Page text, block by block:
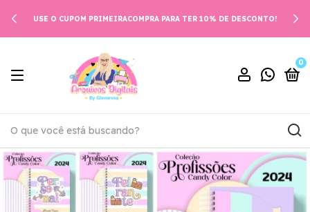
USE O CUPOM PRIMEIRACOMPRA PARA TER 10% DE DESCONTO!
0